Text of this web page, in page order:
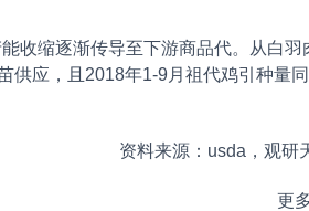
缩逐渐传导至下游商品代。从白羽
应，且2018年1-9月祖代鸡引种量
资料来源：usda，观研
更